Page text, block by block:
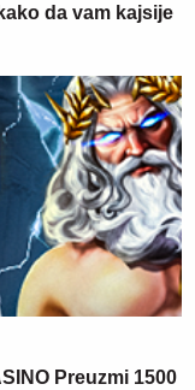
da vam kajsije
Preuzmi 1500